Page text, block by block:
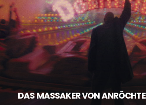
DAS MASSAKER VON ANRÖCHTE